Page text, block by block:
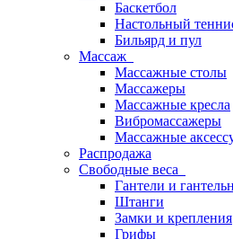
Баскетбол
Настольный
Бильярд и пул
Массаж
Массажные столы
Массажеры
Массажные кресла
Вибромассажеры
Массажные
Распродажа
Свободные веса
Гантели и
Штанги
Замки и крепления
Грифы